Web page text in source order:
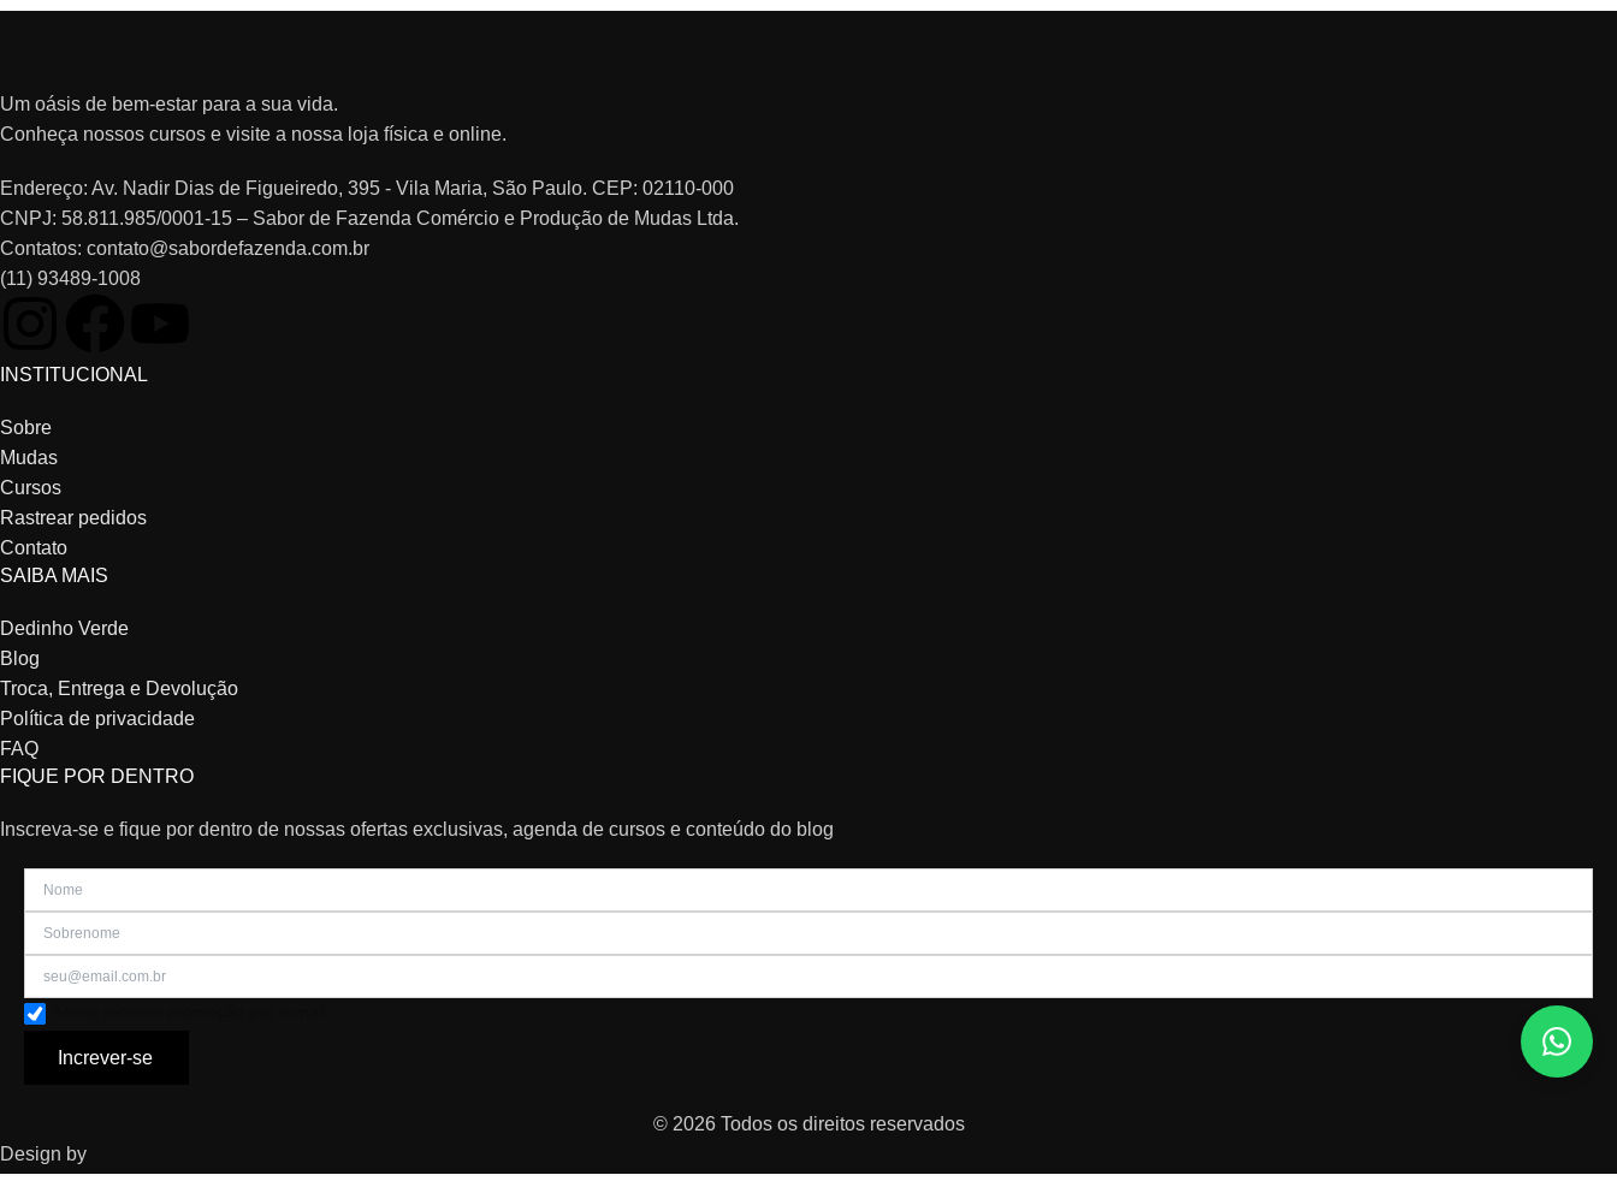
Um oásis de bem-estar para a sua vida.
Conheça nossos cursos e visite a nossa loja física e online.
Endereço: Av. Nadir Dias de Figueiredo, 395 - Vila Maria, São Paulo. CEP: 02110-000
CNPJ: 58.811.985/0001-15 – Sabor de Fazenda Comércio e Produção de Mudas Ltda.
Contatos: contato@sabordefazenda.com.br
(11) 93489-1008
INSTITUCIONAL
Sobre
Mudas
Cursos
Rastrear pedidos
Contato
SAIBA MAIS
Dedinho Verde
Blog
Troca, Entrega e Devolução
Política de privacidade
FAQ
FIQUE POR DENTRO
Inscreva-se e fique por dentro de nossas ofertas exclusivas, agenda de cursos e conteúdo do blog
Increver-se
© 2026 Todos os direitos reservados
Design by